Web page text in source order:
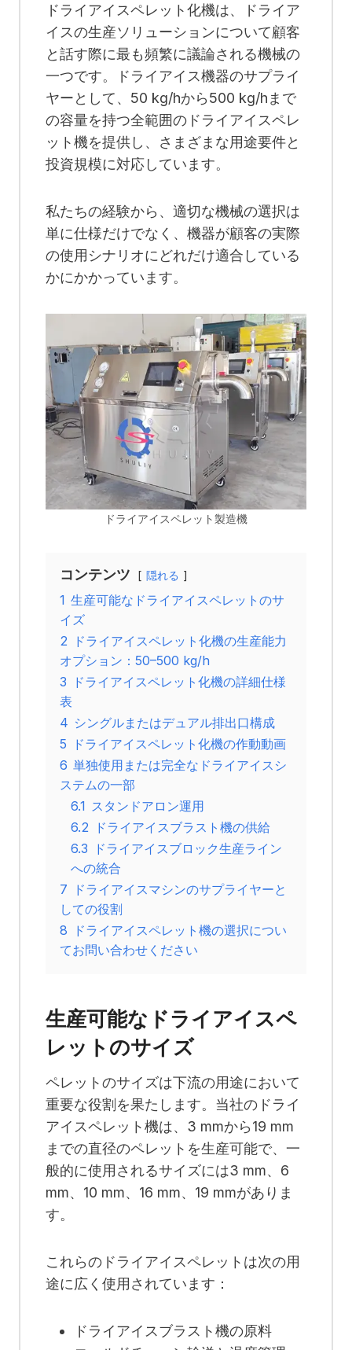
ドライアイスペレット化機は、ドライア
イスの生産ソリューションについて顧客
と話す際に最も頻繁に議論される機械の
一つです。ドライアイス機器のサプライ
ヤーとして、50 kg/hから500 kg/hまで
の容量を持つ全範囲のドライアイスペレ
ット機を提供し、さまざまな用途要件と
投資規模に対応しています。
私たちの経験から、適切な機械の選択は
単に仕様だけでなく、機器が顧客の実際
の使用シナリオにどれだけ適合している
かにかかっています。
ドライアイスペレット製造機
コンテンツ 隠れる
1 生産可能なドライアイスペレットのサ
イズ
2
ドライアイスペレット化機の生産能力
オプション：50–500 kg/h
3
ドライアイスペレット化機の詳細仕様
表
4 シングルまたはデュアル排出口構成
5
ドライアイスペレット化機の作動動画
6 単独使用または完全なドライアイスシ
ステムの一部
6.1 スタンドアロン運用
6.2
ドライアイスブラスト機の供給
6.3
ドライアイスブロック生産ライン
への統合
7
ドライアイスマシンのサプライヤーと
しての役割
8
ドライアイスペレット機の選択につい
てお問い合わせください
生産可能なドライアイスペ
レットのサイズ
ペレットのサイズは下流の用途において
重要な役割を果たします。当社のドライ
アイスペレット機は、3 mmから19 mm
までの直径のペレットを生産可能で、一
般的に使用されるサイズには3 mm、6
mm、10 mm、16 mm、19 mmがありま
す。
これらのドライアイスペレットは次の用
途に広く使用されています：
ドライアイスブラスト機の原料